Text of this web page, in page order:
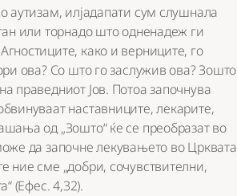
аутизам, илјадапати сум слушнала
или торнадо што одненадеж ги
како и верниците, го
ова? Со што го заслужив ова? Зошто
праведниот Јов. Потоа започнува
наставниците, лекарите,
од „Зошто“ ќе се преобразат во
да започне лекувањето во Црквата
ние сме „добри, сочувствителни,
(Ефес. 4,32).